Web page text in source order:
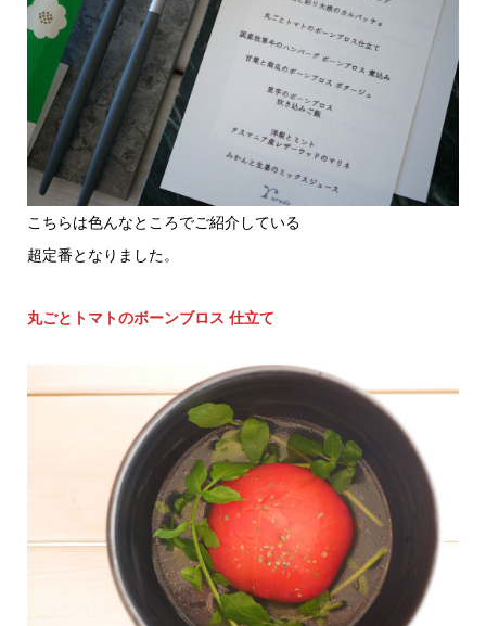
こちらは色んなところでご紹介している
超定番となりました。
丸ごとトマトのボーンブロス 仕立て